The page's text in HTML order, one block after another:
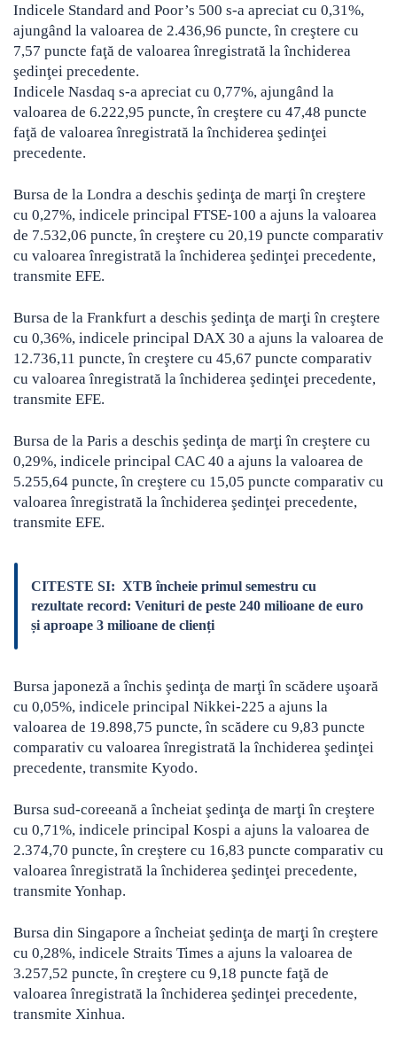
Indicele Standard and Poor’s 500 s-a apreciat cu 0,31%,
ajungând la valoarea de 2.436,96 puncte, în creştere cu
7,57 puncte faţă de valoarea înregistrată la închiderea
şedinţei precedente.
Indicele Nasdaq s-a apreciat cu 0,77%, ajungând la
valoarea de 6.222,95 puncte, în creştere cu 47,48 puncte
faţă de valoarea înregistrată la închiderea şedinţei
precedente.
Bursa de la Londra a deschis şedinţa de marţi în creştere
cu 0,27%, indicele principal FTSE-100 a ajuns la valoarea
de 7.532,06 puncte, în creştere cu 20,19 puncte comparativ
cu valoarea înregistrată la închiderea şedinţei precedente,
transmite EFE.
Bursa de la Frankfurt a deschis şedinţa de marţi în creştere
cu 0,36%, indicele principal DAX 30 a ajuns la valoarea de
12.736,11 puncte, în creştere cu 45,67 puncte comparativ
cu valoarea înregistrată la închiderea şedinţei precedente,
transmite EFE.
Bursa de la Paris a deschis şedinţa de marţi în creştere cu
0,29%, indicele principal CAC 40 a ajuns la valoarea de
5.255,64 puncte, în creştere cu 15,05 puncte comparativ cu
valoarea înregistrată la închiderea şedinţei precedente,
transmite EFE.
CITESTE SI: XTB încheie primul semestru cu
rezultate record: Venituri de peste 240 milioane de euro
și aproape 3 milioane de clienți
Bursa japoneză a închis şedinţa de marţi în scădere uşoară
cu 0,05%, indicele principal Nikkei-225 a ajuns la
valoarea de 19.898,75 puncte, în scădere cu 9,83 puncte
comparativ cu valoarea înregistrată la închiderea şedinţei
precedente, transmite Kyodo.
Bursa sud-coreeană a încheiat şedinţa de marţi în creştere
cu 0,71%, indicele principal Kospi a ajuns la valoarea de
2.374,70 puncte, în creştere cu 16,83 puncte comparativ cu
valoarea înregistrată la închiderea şedinţei precedente,
transmite Yonhap.
Bursa din Singapore a încheiat şedinţa de marţi în creştere
cu 0,28%, indicele Straits Times a ajuns la valoarea de
3.257,52 puncte, în creştere cu 9,18 puncte faţă de
valoarea înregistrată la închiderea şedinţei precedente,
transmite Xinhua.